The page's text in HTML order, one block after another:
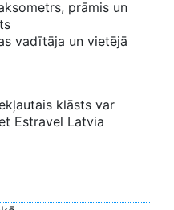
prāmis un
vadītāja un vietējā
klāsts var
Estravel Latvia